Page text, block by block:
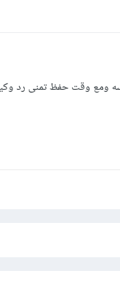
ومع وقت حفظ تمنى رد